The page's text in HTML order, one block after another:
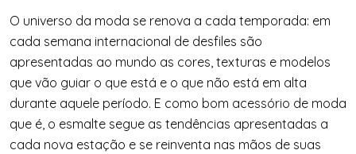
O universo da moda se renova a cada temporada: em
cada semana internacional de desfiles são
apresentadas ao mundo as cores, texturas e modelos
que vão guiar o que está e o que não está em alta
durante aquele período. E como bom acessório de moda
que é, o esmalte segue as tendências apresentadas a
cada nova estação e se reinventa nas mãos de suas